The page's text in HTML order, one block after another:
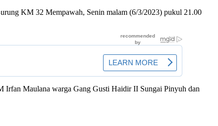
KM 32 Mempawah, Senin malam (6/3/2023) pukul 21.00
Irfan Maulana warga Gang Gusti Haidir II Sungai Pinyuh dan